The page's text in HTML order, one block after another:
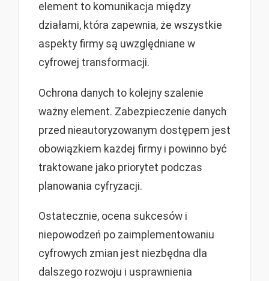
element to komunikacja między
działami, która zapewnia, że wszystkie
aspekty firmy są uwzględniane w
cyfrowej transformacji.
Ochrona danych to kolejny szalenie
ważny element. Zabezpieczenie danych
przed nieautoryzowanym dostępem jest
obowiązkiem każdej firmy i powinno być
traktowane jako priorytet podczas
planowania cyfryzacji.
Ostatecznie, ocena sukcesów i
niepowodzeń po zaimplementowaniu
cyfrowych zmian jest niezbędna dla
dalszego rozwoju i usprawnienia